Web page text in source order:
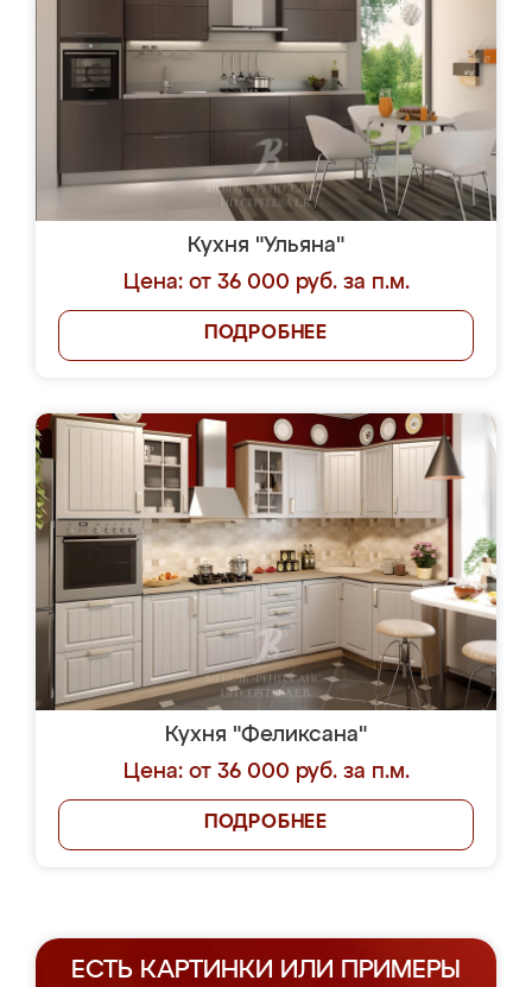
Кухня "Ульяна"
Цена: от 36 000 руб. за п.м.
ПОДРОБНЕЕ
Кухня "Феликсана"
Цена: от 36 000 руб. за п.м.
ПОДРОБНЕЕ
ЕСТЬ КАРТИНКИ ИЛИ ПРИМЕРЫ